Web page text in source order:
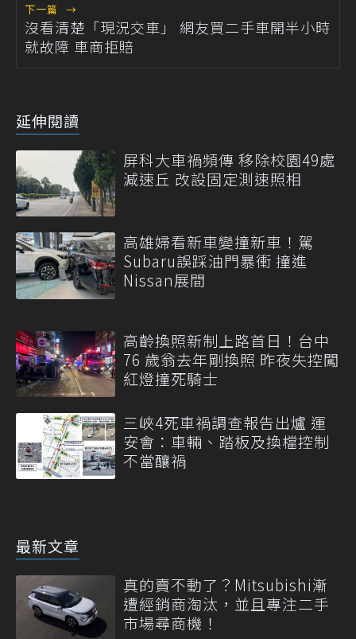
下一篇 →
沒看清楚「現況交車」 網友買二手車開半小時
就故障 車商拒賠
延伸閱讀
屏科大車禍頻傳 移除校園49處
減速丘 改設固定測速照相
高雄婦看新車變撞新車！駕
Subaru誤踩油門暴衝 撞進
Nissan展間
高齡換照新制上路首日！台中
76 歲翁去年剛換照 昨夜失控闖
紅燈撞死騎士
三峽4死車禍調查報告出爐 運
安會：車輛、踏板及換檔控制
不當釀禍
最新文章
真的賣不動了？Mitsubishi漸
遭經銷商淘汰，並且專注二手
市場尋商機！